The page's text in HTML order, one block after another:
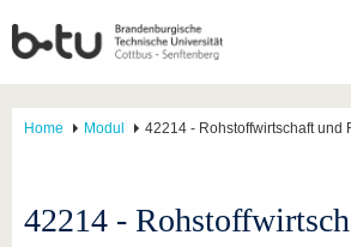
Home Modul 42214 - Rohstoffwirtschaft und
42214 -